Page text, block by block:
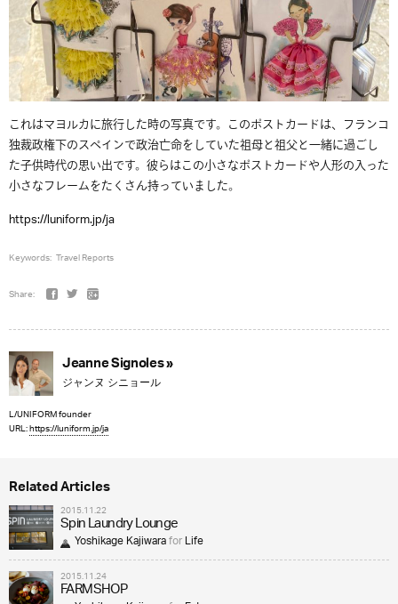
これはマヨルカに旅行した時の写真です。このポストカードは、フランコ
独裁政権下のスペインで政治亡命をしていた祖母と祖父と一緒に過ごし
た子供時代の思い出です。彼らはこの小さなポストカードや人形の入った
小さなフレームをたくさん持っていました。
https://luniform.jp/ja
Keywords: Travel Reports
Share:
Jeanne Signoles »
ジャンヌ シニョール
L/UNIFORM founder
URL:https://luniform.jp/ja
Related Articles
2015.11.22
Spin Laundry Lounge
Yoshikage KajiwaraforLife
2015.11.24
FARMSHOP